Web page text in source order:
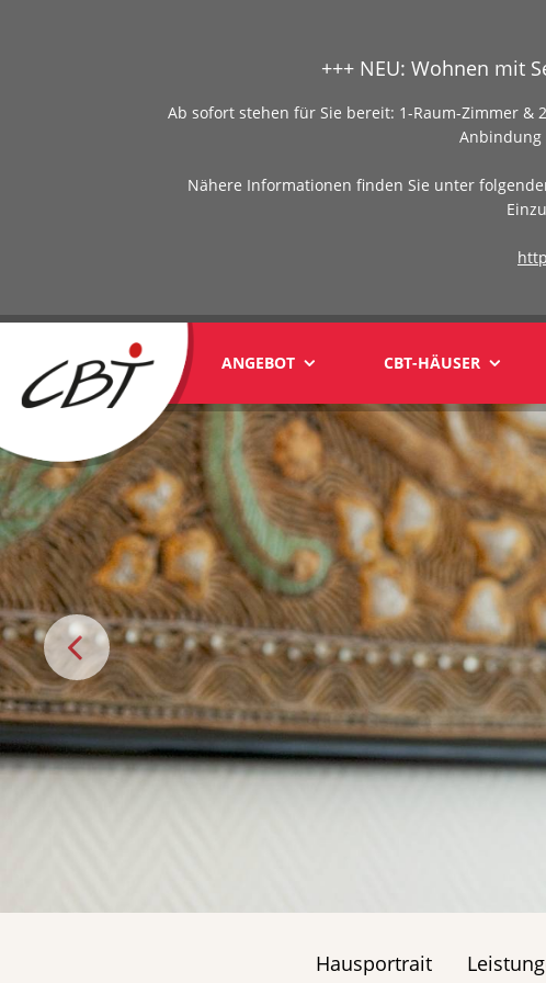
+++ NEU: Wohnen mit
Ab sofort stehen für Sie bereit: 1-Raum-Zimmer
Anbindung
Nähere Informationen finden Sie unter
ANGEBOT CBT-HÄUSER
Hausportrait